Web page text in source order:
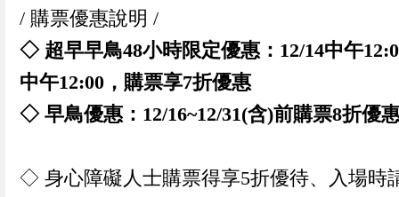
/ 購票優惠說明 /
◇ 超早早鳥48小時限定優惠：12/14中午
中午12:00，購票享7折優惠
◇ 早鳥優惠：12/16~12/31(含)前購票8折優
◇ 身心障礙人士購票得享5折優待、入場時